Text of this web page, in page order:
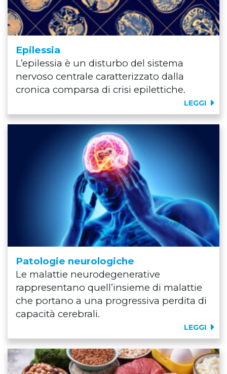
Epilessia
L’epilessia è un disturbo del sistema
nervoso centrale caratterizzato dalla
cronica comparsa di crisi epilettiche.
LEGGI
Patologie neurologiche
Le malattie neurodegenerative
rappresentano quell’insieme di malattie
che portano a una progressiva perdita di
capacità cerebrali.
LEGGI